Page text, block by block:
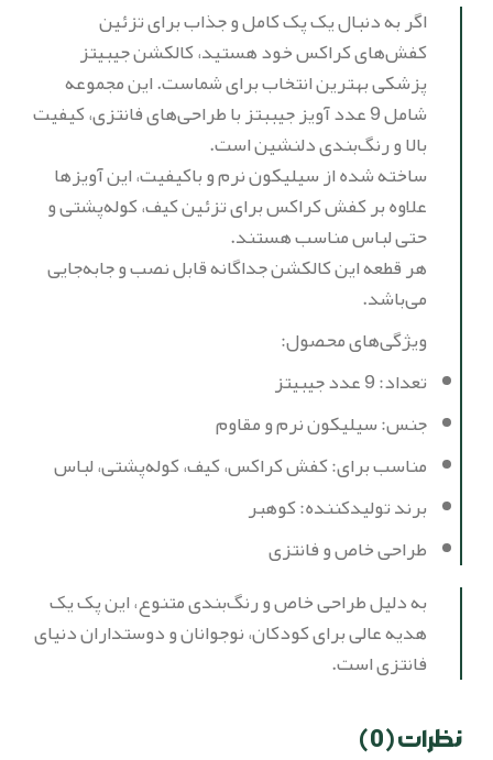
اگر به دنبال یک پک کامل و جذاب برای تزئین
کفش‌های کراکس خود هستید، کالکشن جیبیتز
پزشکی بهترین انتخاب برای شماست. این مجموعه
شامل 9 عدد آویز جیببتز با طراحی‌های فانتزی، کیفیت
بالا و رنگ‌بندی دلنشین است.
ساخته شده از سیلیکون نرم و باکیفیت، این آویزها
علاوه بر کفش کراکس برای تزئین کیف، کوله‌پشتی و
حتی لباس مناسب هستند.
هر قطعه این کالکشن جداگانه قابل نصب و جابه‌جایی
می‌باشد.
ویژگی‌های محصول:
تعداد: 9 عدد جیبیتز
جنس: سیلیکون نرم و مقاوم
مناسب برای: کفش کراکس، کیف، کوله‌پشتی، لباس
برند تولیدکننده: کوهبر
طراحی خاص و فانتزی
به دلیل طراحی خاص و رنگ‌بندی متنوع، این پک یک
هدیه عالی برای کودکان، نوجوانان و دوستداران دنیای
فانتزی است.
نظرات (0)